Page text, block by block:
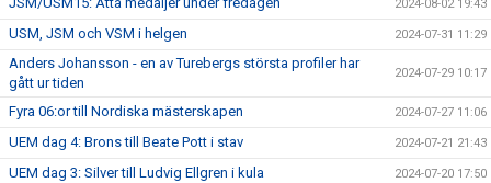
2024-08-02 19:43
USM, JSM och VSM i helgen 2024-07-31 11:29
Anders Johansson - en av Turebergs största profiler har
gått ur tiden
2024-07-29 10:17
Fyra 06:or till Nordiska mästerskapen 2024-07-27 11:06
UEM dag 4: Brons till Beate Pott i stav 2024-07-21 21:43
UEM dag 3: Silver till Ludvig Ellgren i kula 2024-07-20 17:50